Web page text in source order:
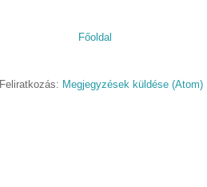
Főoldal
Feliratkozás: Megjegyzések küldése (Atom)